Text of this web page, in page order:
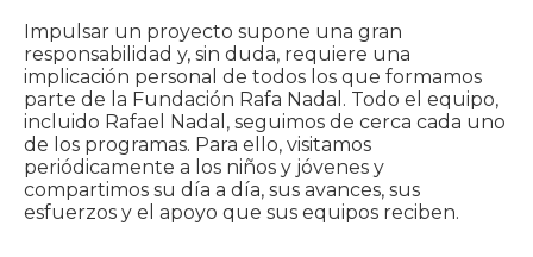
Impulsar un proyecto supone una gran
responsabilidad y, sin duda, requiere una
implicación personal de todos los que formamos
parte de la Fundación Rafa Nadal. Todo el equipo,
incluido Rafael Nadal, seguimos de cerca cada uno
de los programas. Para ello, visitamos
periódicamente a los niños y jóvenes y
compartimos su día a día, sus avances, sus
esfuerzos y el apoyo que sus equipos reciben.